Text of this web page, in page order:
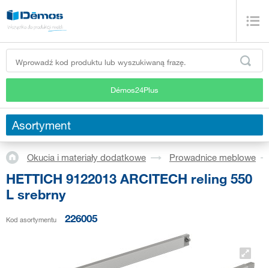
Démos24Plus
Asortyment
Okucia i materiały dodatkowe Prowadnice meblowe
HETTICH 9122013 ARCITECH reling 550
L srebrny
Kod asortymentu 226005